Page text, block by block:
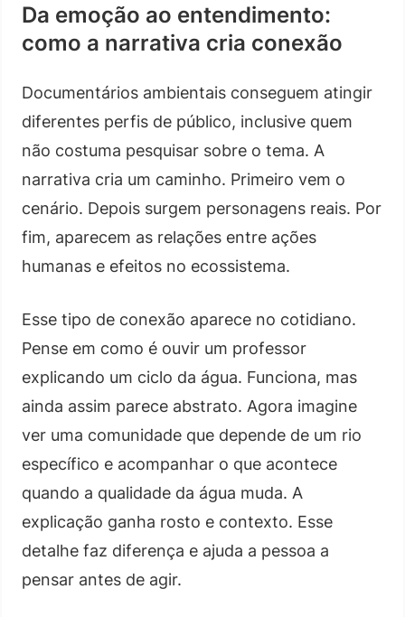
Da emoção ao entendimento:
como a narrativa cria conexão
Documentários ambientais conseguem atingir
diferentes perfis de público, inclusive quem
não costuma pesquisar sobre o tema. A
narrativa cria um caminho. Primeiro vem o
cenário. Depois surgem personagens reais. Por
fim, aparecem as relações entre ações
humanas e efeitos no ecossistema.
Esse tipo de conexão aparece no cotidiano.
Pense em como é ouvir um professor
explicando um ciclo da água. Funciona, mas
ainda assim parece abstrato. Agora imagine
ver uma comunidade que depende de um rio
específico e acompanhar o que acontece
quando a qualidade da água muda. A
explicação ganha rosto e contexto. Esse
detalhe faz diferença e ajuda a pessoa a
pensar antes de agir.